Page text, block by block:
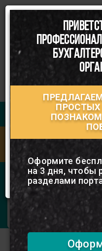
Ответы на
Уникальный
ряд
которые
рассчитать
Расшифровка к
Чтобы скачать
бератор или
пользуйтесь
каталога
ПРОСТЫХ
Оформите
на 3 дня, чтобы
разделами